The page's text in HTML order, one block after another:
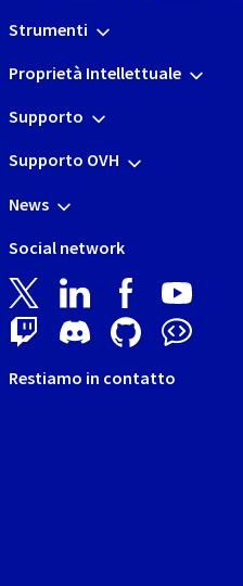
Strumenti
Proprietà Intellettuale
Supporto
Supporto OVH
News
Social network
Restiamo in contatto